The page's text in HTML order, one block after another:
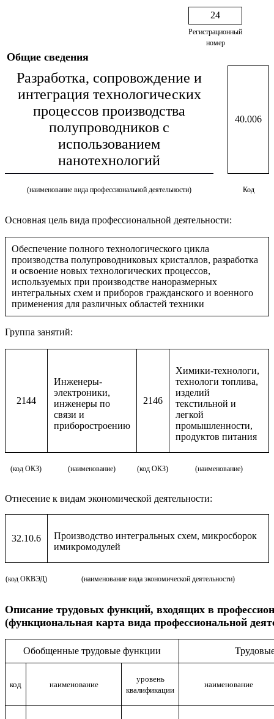
24
Регистрационный
номер
Общие сведения
Разработка, сопровождение и
интеграция технологических
процессов производства
полупроводников с
использованием
нанотехнологий
40.006
(наименование вида профессиональной деятельности) Код
Основная цель вида профессиональной деятельности:
Обеспечение полного технологического цикла
производства полупроводниковых кристаллов, разработка
и освоение новых технологических процессов,
используемых при производстве наноразмерных
интегральных схем и приборов гражданского и военного
применения для различных областей техники
Группа занятий:
2144
Инженеры-
электроники,
инженеры по
связи и
приборостроению
2146
Химики-технологи,
технологи топлива,
изделий
текстильной и
легкой
промышленности,
продуктов питания
(код ОКЗ) (наименование) (код ОКЗ) (наименование)
Отнесение к видам экономической деятельности:
32.10.6
Производство интегральных схем, микросборок
имикромодулей
(код ОКВЭД) (наименование вида экономической деятельности)
Описание трудовых функций, входящих в
(функциональная карта вида профессиональной
Обобщенные трудовые функции
код наименование
уровень
квалификации
наименование